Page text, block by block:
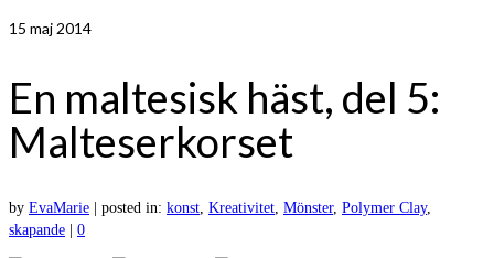
15 maj 2014
En maltesisk häst, del 5:
Malteserkorset
by EvaMarie posted in: konst, Kreativitet, Mönster, Polymer Clay,
skapande
0